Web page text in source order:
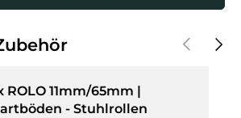
Vorherige
ROLO 11mm/65mm |
- Stuhlrollen